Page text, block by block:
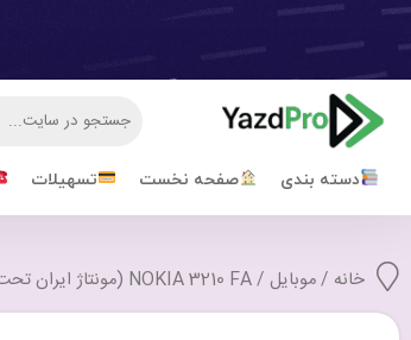
دسته بندی صفحه نخست تسهیلات
خانه /موبایل / NOKIA 3210 FA (مونتاژ ایران تحت لیسانس نوکیا) سامتل